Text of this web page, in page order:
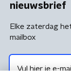
nieuwsbrief
Elke zaterdag
mailbox